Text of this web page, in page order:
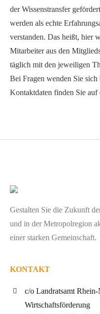
der Wissenstransfer
werden als echte
verstanden. Das heißt, hier
Mitarbeiter aus den
täglich mit den jeweiligen
Bei Fragen wenden Sie
Kontaktdaten finden Sie auf
Gestalten Sie die Zukunft
und in der Metropolregion
einer starken Gemeinschaft.
KONTAKT
c/o Landratsamt
Wirtschaftsförderung